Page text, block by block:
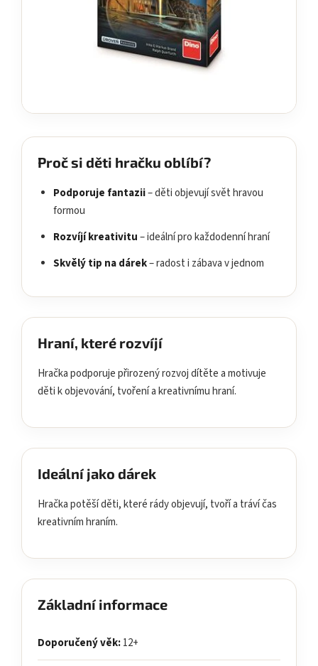
Proč si děti hračku oblíbí?
Podporuje fantazii– děti objevují svět hravou
formou
Rozvíjí kreativitu– ideální pro každodenní hraní
Skvělý tip na dárek– radost i zábava v jednom
Hraní, které rozvíjí
Hračka podporuje přirozený rozvoj dítěte a motivuje
děti k objevování, tvoření a kreativnímu hraní.
Ideální jako dárek
Hračka potěší děti, které rády objevují, tvoří a tráví čas
kreativním hraním.
Základní informace
Doporučený věk:12+